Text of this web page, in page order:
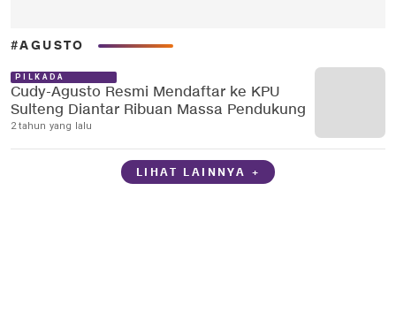
#AGUSTO
PILKADA
Cudy-Agusto Resmi Mendaftar ke KPU
Sulteng Diantar Ribuan Massa Pendukung
2 tahun yang lalu
LIHAT LAINNYA +